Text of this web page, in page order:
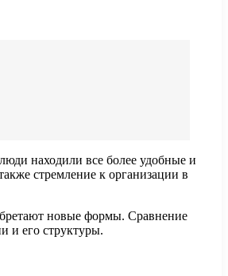
находили все более удобные и
стремление к организации в
новые формы. Сравнение
и его структуры.